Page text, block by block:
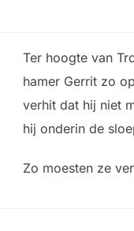
Ter hoogte van
hamer Gerrit zo
verhit dat hij niet
hij onderin de
Zo moesten ze